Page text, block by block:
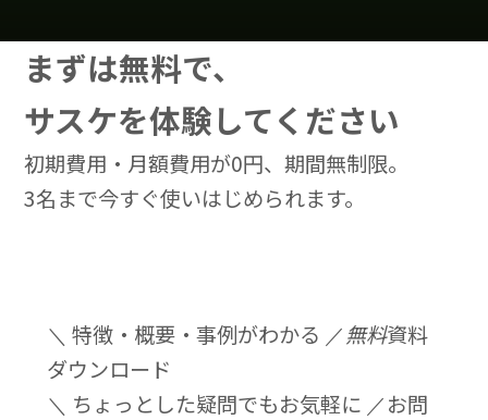
まずは無料で、
サスケを体験してください
初期費用・月額費用が0円、期間無制限。
3名まで今すぐ使いはじめられます。
＼ 特徴・概要・事例がわかる ／無料資料
ダウンロード
＼ ちょっとした疑問でもお気軽に ／お問